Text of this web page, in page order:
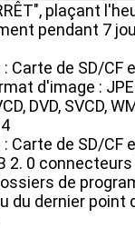
plaçant
pendant 7
de SD/CF
d'image :
DVD, SVCD,
de SD/CF
2. 0
de
du dernier point